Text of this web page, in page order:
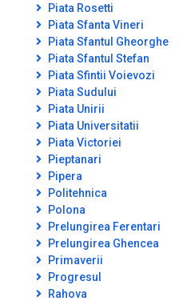
Piata Rosetti
Piata Sfanta Vineri
Piata Sfantul Gheorghe
Piata Sfantul Stefan
Piata Sfintii Voievozi
Piata Sudului
Piata Unirii
Piata Universitatii
Piata Victoriei
Pieptanari
Pipera
Politehnica
Polona
Prelungirea Ferentari
Prelungirea Ghencea
Primaverii
Progresul
Rahova